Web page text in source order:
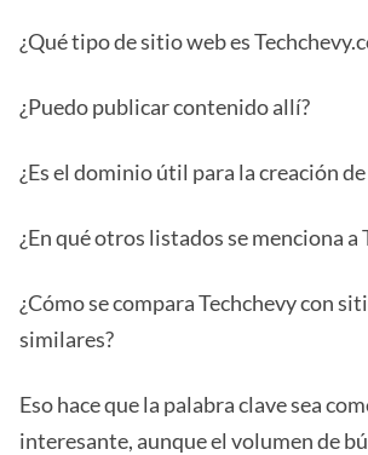
¿Qué tipo de sitio web es
¿Puedo publicar contenido allí?
¿Es el dominio útil para la creación de
¿En qué otros listados se menciona a
¿Cómo se compara Techchevy con
similares?
Eso hace que la palabra clave sea
interesante, aunque el volumen de